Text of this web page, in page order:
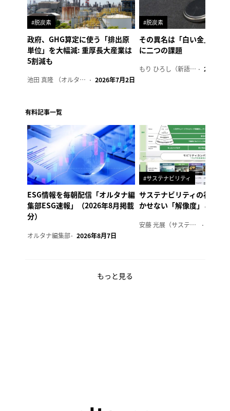
#脱炭素
政府、GHG算定に使う「排出原
単位」を大幅減: 重厚長大産業は
5割減も
池田 真隆 （オルタナ輪番編集長） 2026年7月2日
#脱炭素
その異名は「白い金」、リ
に二つの課題
もり ひろし（新語ウォッチャー） 2023年7
有料記事一覧
ESG情報を毎朝配信「オルタナ編
集部ESG速報」（2026年8月掲載
分）
オルタナ編集部 2026年8月7日
#サステナビリティ
サステナビリティの社内浸
かせない「解像度」とは
安藤 光展（サステナビリティ・コンサルタント）
もっと見る